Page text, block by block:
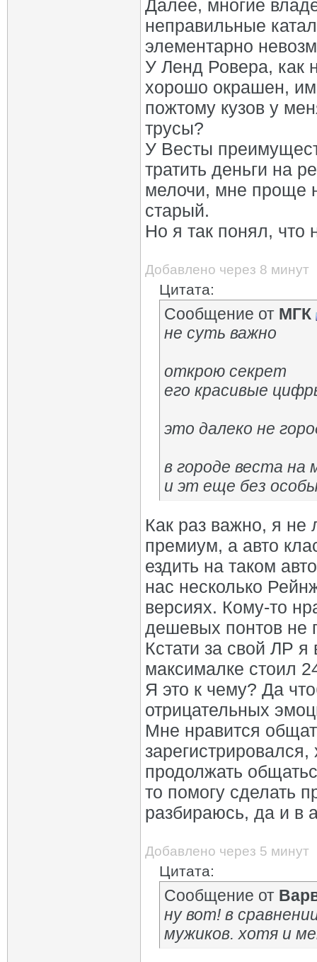
Далее, многие
неправильные
элементарно
У Ленд Ровера, как
хорошо окрашен,
пожтому кузов у
трусы?
У Весты
тратить деньги на
мелочи, мне проще
старый.
Но я так понял, что
Добавлено через 8 минут
Цитата:
Сообщение от МГК
не суть важно
открою секрет
его красивые
это далеко не
в городе веста
и эт еще без
Как раз важно, я
премиум, а авто
ездить на таком
нас несколько
версиях. Кому-то
дешевых понтов не
Кстати за свой ЛР
максималке стоил
Я это к чему? Да
отрицательных
Мне нравится
продолжать
то помогу сделать
разбираюсь, да и в
Добавлено через 5 минут
Цитата:
Сообщение от
ну вот! в
мужиков. хотя и